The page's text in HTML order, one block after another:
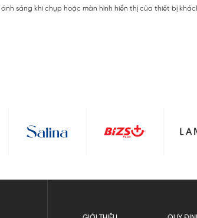
sáng khi chụp hoặc màn hình hiển thị của thiết bị